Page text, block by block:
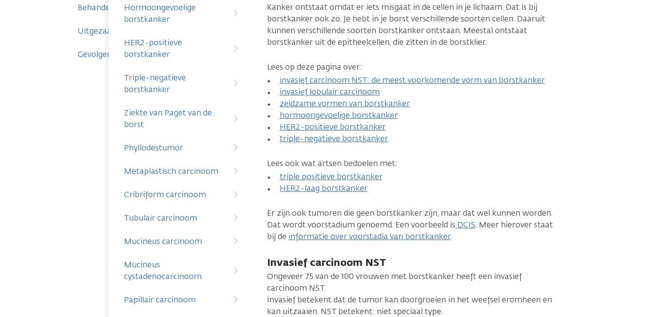
Hormoongevoelige
borstkanker
HER2-positieve
borstkanker
Triple-negatieve
borstkanker
Ziekte van Paget van de
borst
Phyllodestumor
Metaplastisch carcinoom
Cribriform carcinoom
Tubulair carcinoom
Mucineus carcinoom
Mucineus
cystadenocarcinoom
Papillair carcinoom
Behandelingen
Uitgezaaide borstkanker
Gevolgen
Kanker ontstaat omdat er iets misgaat in de cellen in je lichaam. Dat is bij
borstkanker ook zo. Je hebt in je borst verschillende soorten cellen. Daaruit
kunnen verschillende soorten borstkanker ontstaan. Meestal ontstaat
borstkanker uit de epitheelcellen, die zitten in de borstklier.
Lees op deze pagina over:
invasief carcinoom NST: de meest voorkomende vorm van borstkanker
invasief lobulair carcinoom
zeldzame vormen van borstkanker
hormoongevoelige borstkanker
HER2-positieve borstkanker
triple-negatieve borstkanker
Lees ook wat artsen bedoelen met:
triple positieve borstkanker
HER2-laag borstkanker
Er zijn ook tumoren die geen borstkanker zijn, maar dat wel kunnen worden.
Dat wordt voorstadium genoemd. Een voorbeeld is DCIS. Meer hierover staat
bij de informatie over voorstadia van borstkanker.
Invasief carcinoom NST
Ongeveer 75 van de 100 vrouwen met borstkanker heeft een invasief
carcinoom NST.
Invasief betekent dat de tumor kan doorgroeien in het weefsel eromheen en
kan uitzaaien. NST betekent: niet speciaal type.